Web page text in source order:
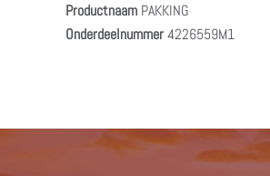
Productnaam PAKKING
Onderdeelnummer4226559M1